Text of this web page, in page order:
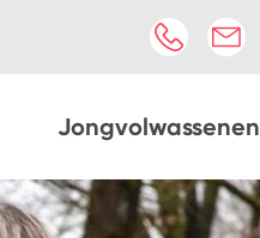
Jongvolwassenen